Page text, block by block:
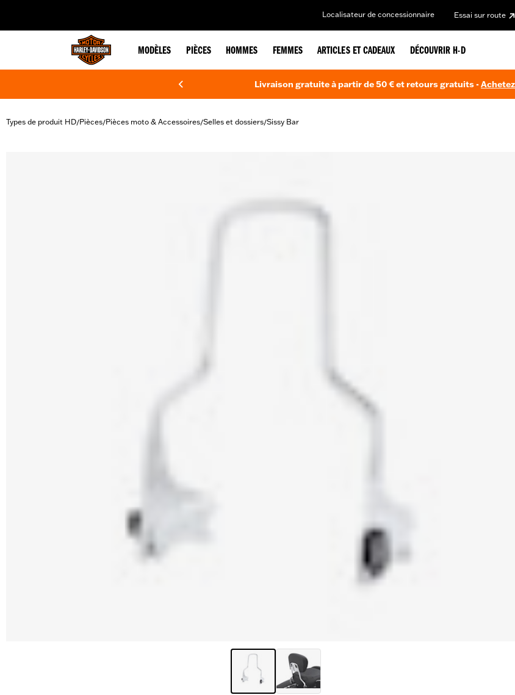
Localisateur de concessionnaire Essai sur route
MODÈLES PIÈCES HOMMES FEMMES ARTICLES ET CADEAUX DÉCOUVRIR H-D
Livraison gratuite à partir de 50 € et retours gratuits -
Types de produit HD/Pièces/Pièces moto & Accessoires/Selles et dossiers/Sissy Bar